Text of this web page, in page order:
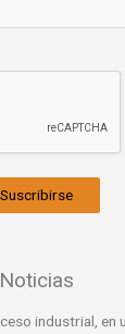
Suscribirse
Noticias
industrial, en